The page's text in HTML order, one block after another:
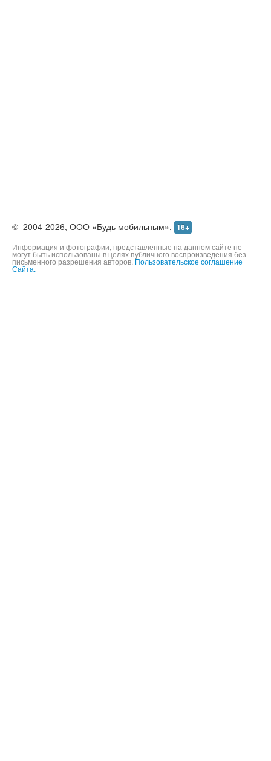
© 2004-2026, ООО «Будь мобильным», 16+
Информация и фотографии, представленные на данном сайте не
могут быть использованы в целях публичного воспроизведения без
письменного разрешения авторов. Пользовательское соглашение
Сайта.